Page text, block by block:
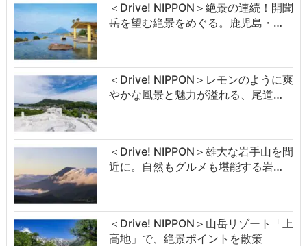
＜Drive! NIPPON＞絶景の連続！開聞
岳を望む絶景をめぐる。鹿児島・…
＜Drive! NIPPON＞レモンのように爽
やかな風景と魅力が溢れる、尾道…
＜Drive! NIPPON＞雄大な岩手山を間
近に。自然もグルメも堪能する岩…
＜Drive! NIPPON＞山岳リゾート「上
高地」で、絶景ポイントを散策